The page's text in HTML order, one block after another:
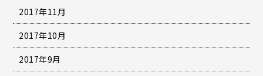
2017年11月
2017年10月
2017年9月